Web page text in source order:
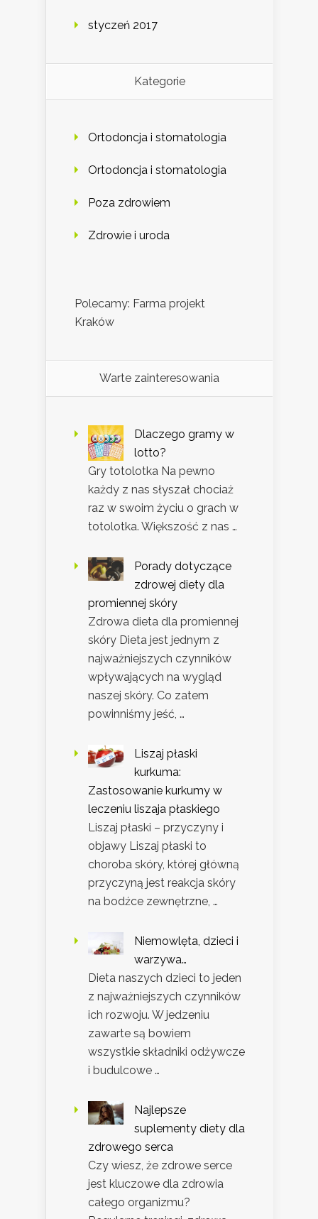
styczeń 2017
Kategorie
Ortodoncja i stomatologia
Ortodoncja i stomatologia
Poza zdrowiem
Zdrowie i uroda
Polecamy: Farma projekt
Kraków
Warte zainteresowania
Dlaczego gramy w
lotto?
Gry totolotka Na pewno
każdy z nas słyszał chociaż
raz w swoim życiu o grach w
totolotka. Większość z nas …
Porady dotyczące
zdrowej diety dla
promiennej skóry
Zdrowa dieta dla promiennej
skóry Dieta jest jednym z
najważniejszych czynników
wpływających na wygląd
naszej skóry. Co zatem
powinniśmy jeść, …
Liszaj płaski
kurkuma:
Zastosowanie kurkumy w
leczeniu liszaja płaskiego
Liszaj płaski – przyczyny i
objawy Liszaj płaski to
choroba skóry, której główną
przyczyną jest reakcja skóry
na bodźce zewnętrzne, …
Niemowlęta, dzieci i
warzywa…
Dieta naszych dzieci to jeden
z najważniejszych czynników
ich rozwoju. W jedzeniu
zawarte są bowiem
wszystkie składniki odżywcze
i budulcowe …
Najlepsze
suplementy diety dla
zdrowego serca
Czy wiesz, że zdrowe serce
jest kluczowe dla zdrowia
całego organizmu?